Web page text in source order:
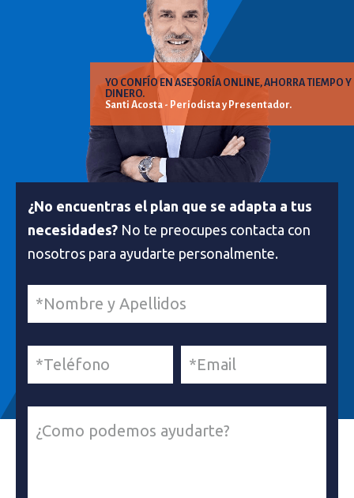
YO CONFÍO EN ASESORÍA ONLINE, AHORRA TIEMPO Y
DINERO.
Santi Acosta - Periodista y Presentador.
¿No encuentras el plan que se adapta a tus
necesidades? No te preocupes contacta con
nosotros para ayudarte personalmente.